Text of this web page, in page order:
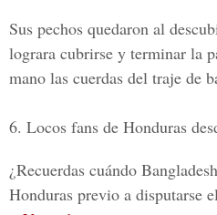
Sus pechos quedaron al
lograra cubrirse y terminar la
mano las cuerdas del traje de
6. Locos fans de Honduras
¿Recuerdas cuándo
Honduras previo a disputarse